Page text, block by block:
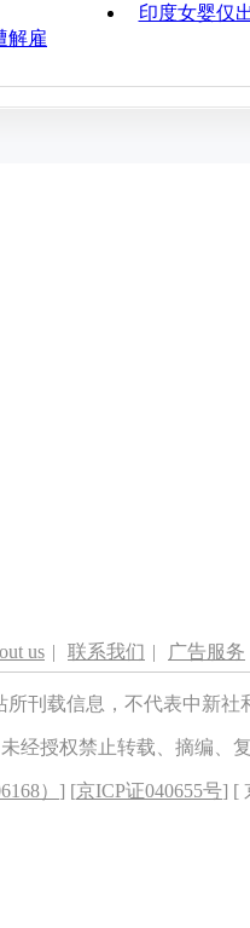
印度女婴仅
解雇
us | 联系我们 | 广告服务
所刊载信息，不代表中新
未经授权禁止转载、摘编、
） ] [京ICP证040655号] [